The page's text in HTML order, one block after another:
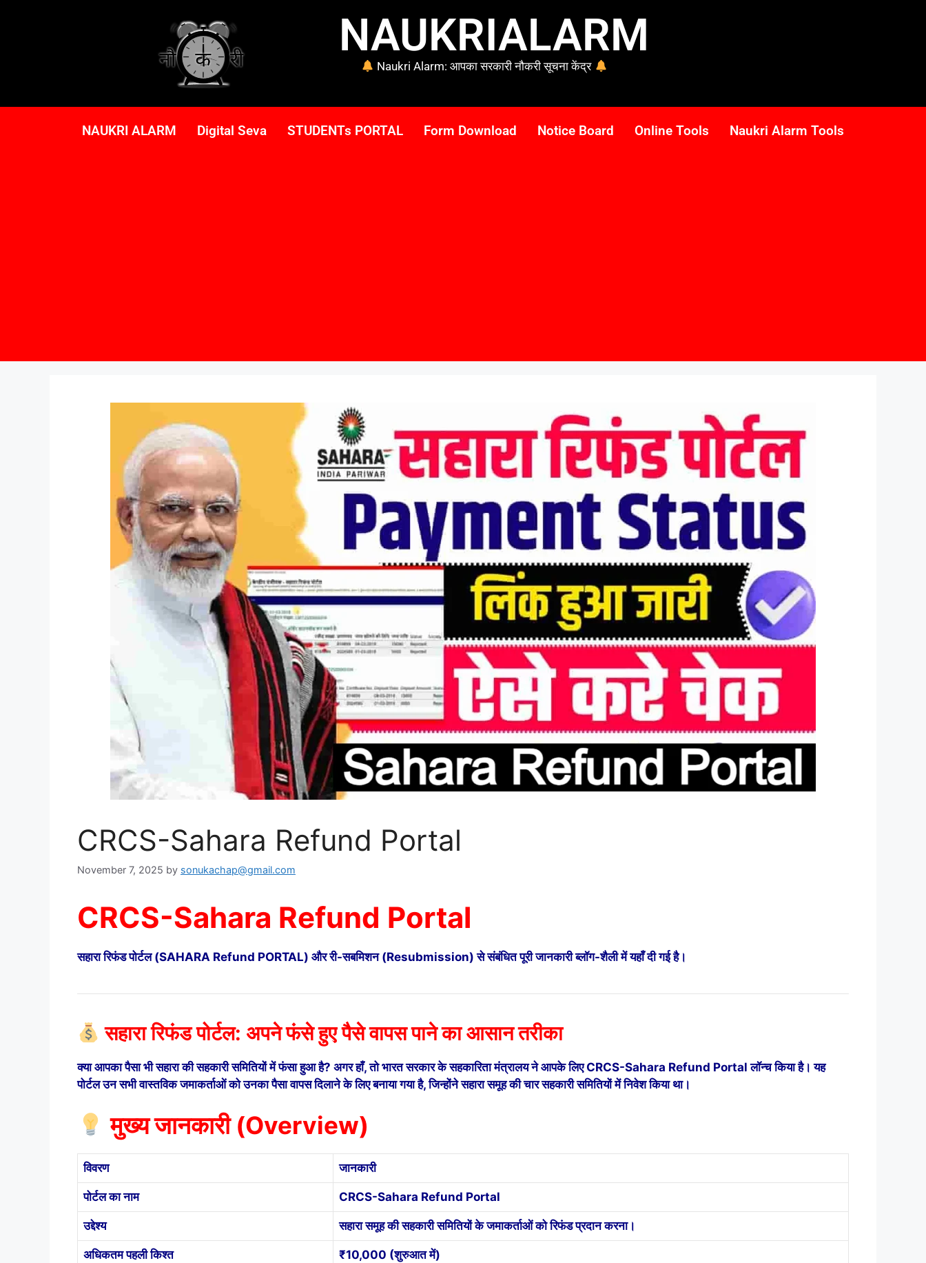
NAUKRIALARM
Naukri Alarm: आपका सरकारी नौकरी सूचना केंद्र
NAUKRI ALARM Digital Seva STUDENTs PORTAL Form Download Notice Board Online Tools Naukri Alarm Tools
CRCS-Sahara Refund Portal
November 7, 2025 by sonukachap@gmail.com
CRCS-Sahara Refund Portal
सहारा रिफंड पोर्टल (SAHARA Refund PORTAL) और री-सबमिशन (Resubmission) से संबंधित पूरी जानकारी ब्लॉग-शैली में यहाँ दी गई है।
सहारा रिफंड पोर्टल: अपने फंसे हुए पैसे वापस पाने का आसान तरीका
क्या आपका पैसा भी सहारा की सहकारी समितियों में फंसा हुआ है? अगर हाँ, तो भारत सरकार के सहकारिता मंत्रालय ने आपके लिए CRCS-Sahara Refund Portal लॉन्च किया है। यह
पोर्टल उन सभी वास्तविक जमाकर्ताओं को उनका पैसा वापस दिलाने के लिए बनाया गया है, जिन्होंने सहारा समूह की चार सहकारी समितियों में निवेश किया था।
मुख्य जानकारी (Overview)
विवरण जानकारी
पोर्टल का नाम CRCS-Sahara Refund Portal
उद्देश्य सहारा समूह की सहकारी समितियों के जमाकर्ताओं को रिफंड प्रदान करना।
अधिकतम पहली किश्त ₹10,000 (शुरुआत में)